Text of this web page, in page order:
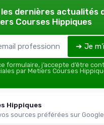
dernières actualités
Courses Hippiques
➔ Je
formulaire, j’accepte d’être
par Metiers Courses
Hippiques
sources préférées sur Google